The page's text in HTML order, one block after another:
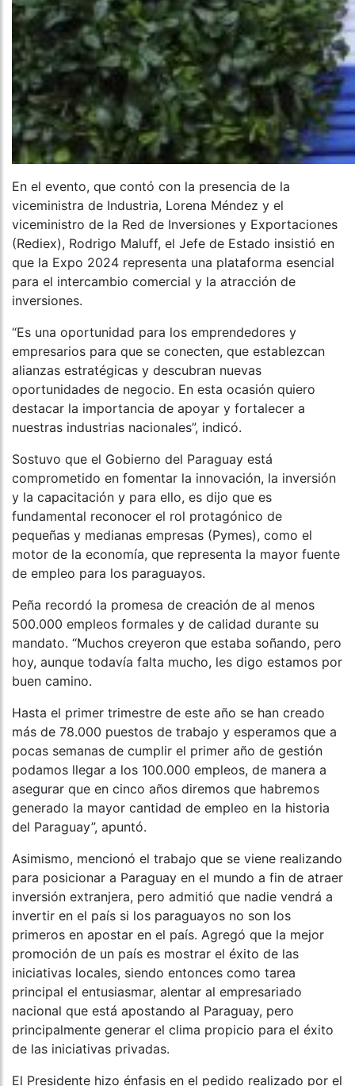
En el evento, que contó con la presencia de la
viceministra de Industria, Lorena Méndez y el
viceministro de la Red de Inversiones y Exportaciones
(Rediex), Rodrigo Maluff, el Jefe de Estado insistió en
que la Expo 2024 representa una plataforma esencial
para el intercambio comercial y la atracción de
inversiones.
“Es una oportunidad para los emprendedores y
empresarios para que se conecten, que establezcan
alianzas estratégicas y descubran nuevas
oportunidades de negocio. En esta ocasión quiero
destacar la importancia de apoyar y fortalecer a
nuestras industrias nacionales”, indicó.
Sostuvo que el Gobierno del Paraguay está
comprometido en fomentar la innovación, la inversión
y la capacitación y para ello, es dijo que es
fundamental reconocer el rol protagónico de
pequeñas y medianas empresas (Pymes), como el
motor de la economía, que representa la mayor fuente
de empleo para los paraguayos.
Peña recordó la promesa de creación de al menos
500.000 empleos formales y de calidad durante su
mandato. “Muchos creyeron que estaba soñando, pero
hoy, aunque todavía falta mucho, les digo estamos por
buen camino.
Hasta el primer trimestre de este año se han creado
más de 78.000 puestos de trabajo y esperamos que a
pocas semanas de cumplir el primer año de gestión
podamos llegar a los 100.000 empleos, de manera a
asegurar que en cinco años diremos que habremos
generado la mayor cantidad de empleo en la historia
del Paraguay”, apuntó.
Asimismo, mencionó el trabajo que se viene realizando
para posicionar a Paraguay en el mundo a fin de atraer
inversión extranjera, pero admitió que nadie vendrá a
invertir en el país si los paraguayos no son los
primeros en apostar en el país. Agregó que la mejor
promoción de un país es mostrar el éxito de las
iniciativas locales, siendo entonces como tarea
principal el entusiasmar, alentar al empresariado
nacional que está apostando al Paraguay, pero
principalmente generar el clima propicio para el éxito
de las iniciativas privadas.
El Presidente hizo énfasis en el pedido realizado por el